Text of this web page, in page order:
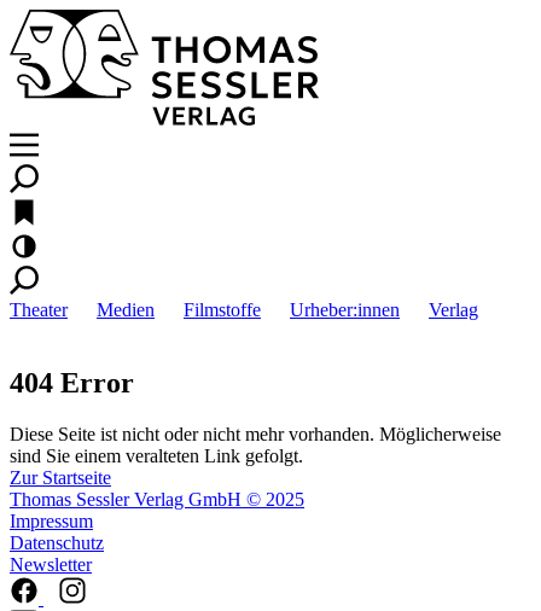
Theater Medien Filmstoffe Urheber:innen Verlag
404 Error
Diese Seite ist nicht oder nicht mehr vorhanden. Möglicherweise
sind Sie einem veralteten Link gefolgt.
Zur Startseite
Thomas Sessler Verlag GmbH © 2025
Impressum
Datenschutz
Newsletter